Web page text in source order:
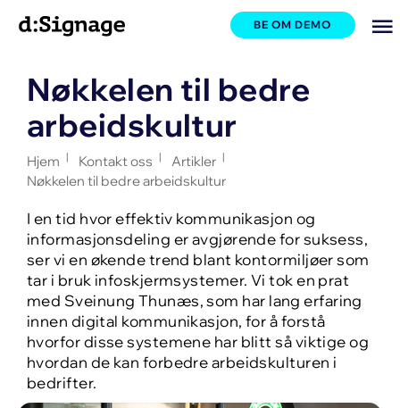
BE OM DEMO
Nøkkelen til bedre
arbeidskultur
Hjem | Kontakt oss | Artikler|
Nøkkelen til bedre arbeidskultur
I en tid hvor effektiv kommunikasjon og
informasjonsdeling er avgjørende for suksess,
ser vi en økende trend blant kontormiljøer som
tar i bruk infoskjermsystemer. Vi tok en prat
med Sveinung Thunæs, som har lang erfaring
innen digital kommunikasjon, for å forstå
hvorfor disse systemene har blitt så viktige og
hvordan de kan forbedre arbeidskulturen i
bedrifter.